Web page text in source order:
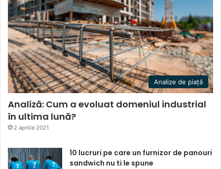
Analize de piață
Analiză: Cum a evoluat domeniul industrial
în ultima lună?
2 aprilie 2021
10 lucruri pe care un furnizor de panouri
sandwich nu ti le spune